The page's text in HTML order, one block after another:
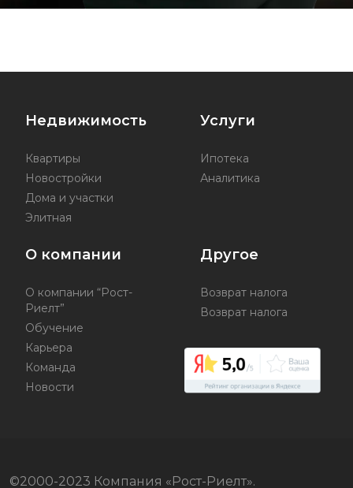
Недвижимость
Квартиры
Новостройки
Дома и участки
Элитная
Услуги
Ипотека
Аналитика
О компании
О компании “Рост-
Риелт”
Обучение
Карьера
Команда
Новости
Другое
Возврат налога
Возврат налога
©2000-2023 Компания «Рост-Риелт».